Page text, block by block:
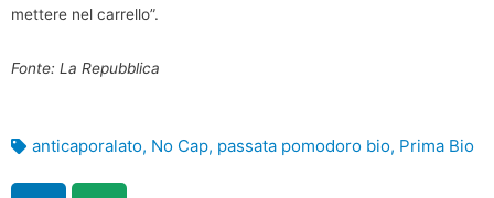
mettere nel carrello”.
Fonte: La Repubblica
anticaporalato, No Cap, passata pomodoro bio, Prima Bio